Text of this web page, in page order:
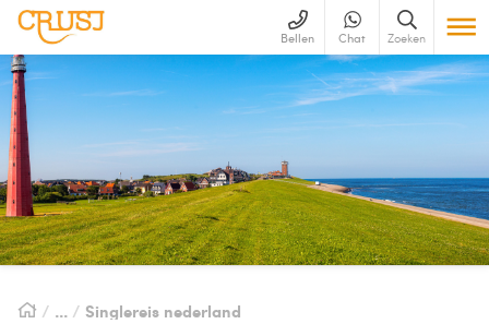
Bellen Chat Zoeken
Singlereis nederland